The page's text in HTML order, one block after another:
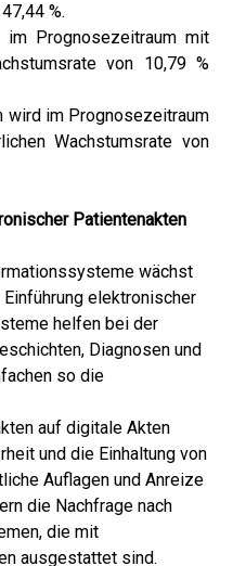
%.
im Prognosezeitraum mit
von 10,79 %
wird im Prognosezeitraum
Wachstumsrate von
Patientenakten
wächst
elektronischer
helfen bei der
Diagnosen und
so die
auf digitale Akten
und die Einhaltung von
Auflagen und Anreize
die Nachfrage nach
die mit
ausgestattet sind.